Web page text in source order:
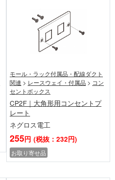
モール・ラック付属品・配線ダクト
関連 > レースウェイ・付属品 > コン
セントボックス
CP2F｜大角形用コンセントプ
レート
ネグロス電工
255円 (税抜：232円)
お取り寄せ品